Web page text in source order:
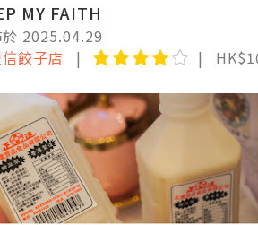
MY FAITH
2025.04.29
餃子店